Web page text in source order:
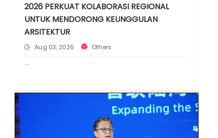
2026 PERKUAT KOLABORASI REGIONAL
UNTUK MENDORONG KEUNGGULAN
ARSITEKTUR
Aug 03, 2026 Others